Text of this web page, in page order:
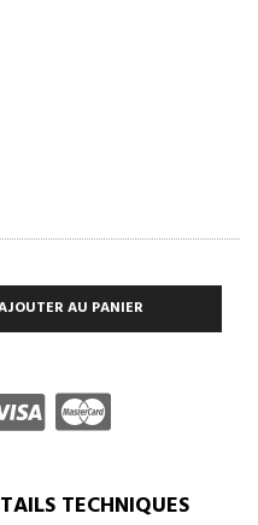
AU PANIER
TECHNIQUES